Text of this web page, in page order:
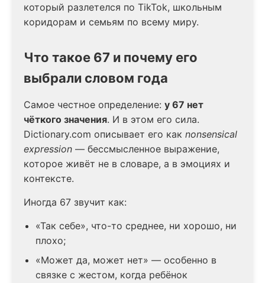
который разлетелся по TikTok, школьным
коридорам и семьям по всему миру.
Что такое 67 и почему его
выбрали словом года
Самое честное определение: у 67 нет
чёткого значения. И в этом его сила.
Dictionary.com описывает его как nonsensical
expression — бессмысленное выражение,
которое живёт не в словаре, а в эмоциях и
контексте.
Иногда 67 звучит как:
«Так себе», что-то среднее, ни хорошо, ни
плохо;
«Может да, может нет» — особенно в
связке с жестом, когда ребёнок